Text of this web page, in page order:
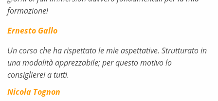
formazione!
Ernesto Gallo
Un corso che ha rispettato le mie aspettative. Strutturato in
una modalità apprezzabile; per questo motivo lo
consiglierei a tutti.
Nicola Tognon